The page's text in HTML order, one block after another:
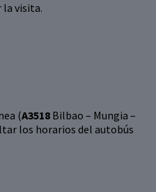
la visita.
(A3518 Bilbao – Mungia –
los horarios del autobús